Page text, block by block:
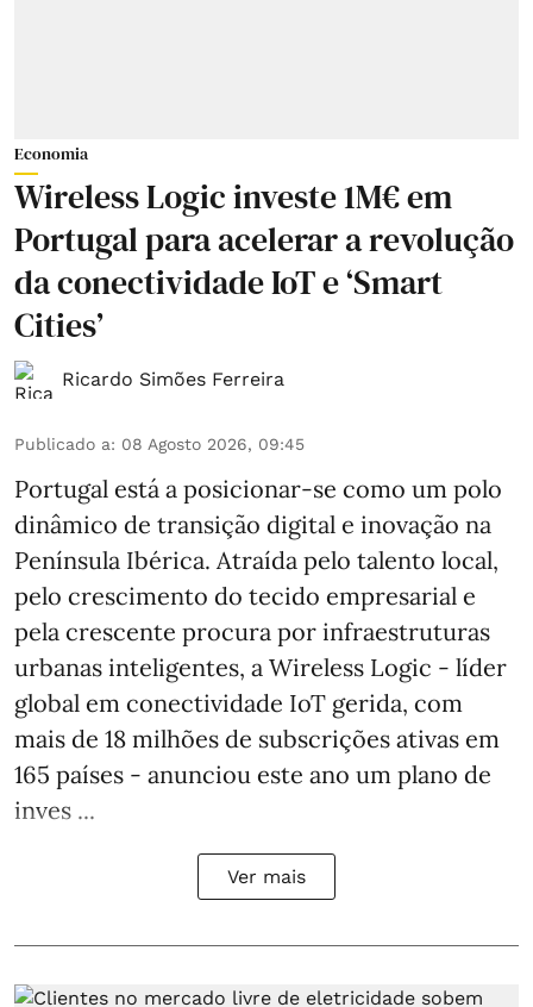
Economia
Wireless Logic investe 1M€ em
Portugal para acelerar a revolução
da conectividade IoT e ‘Smart
Cities’
Ricardo Simões Ferreira
Publicado a: 08 Agosto 2026, 09:45
Portugal está a posicionar-se como um polo
dinâmico de transição digital e inovação na
Península Ibérica. Atraída pelo talento local,
pelo crescimento do tecido empresarial e
pela crescente procura por infraestruturas
urbanas inteligentes, a Wireless Logic - líder
global em conectividade IoT gerida, com
mais de 18 milhões de subscrições ativas em
165 países - anunciou este ano um plano de
inves ...
Ver mais